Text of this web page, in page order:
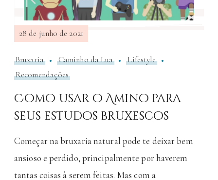
28 de junho de 2021
Bruxaria Caminho da Lua
Lifestyle
Recomendações
Como usar o Amino para
seus estudos bruxescos
Começar na bruxaria natural pode te deixar bem
ansioso e perdido, principalmente por haverem
tantas coisas à serem feitas. Mas com a